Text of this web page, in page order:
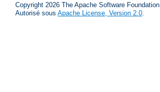
Copyright 2026 The Apache Software Foundation.
Autorisé sous Apache License, Version 2.0